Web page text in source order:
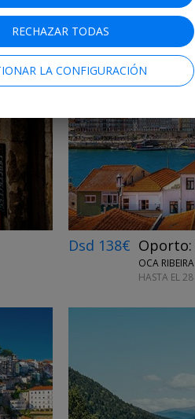
Dsd 138€ Oporto:
OCA
HASTA EL
RECHAZAR TODAS
LA CONFIGURACIÓN